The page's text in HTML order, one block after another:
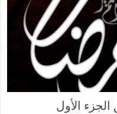
الأول